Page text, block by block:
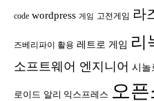
code wordpress 게임 고전게임 라
즈베리파이 활용 레트로 게임 리
소프트웨어 엔지니어 시놀
로이드 알리 익스프레스 오